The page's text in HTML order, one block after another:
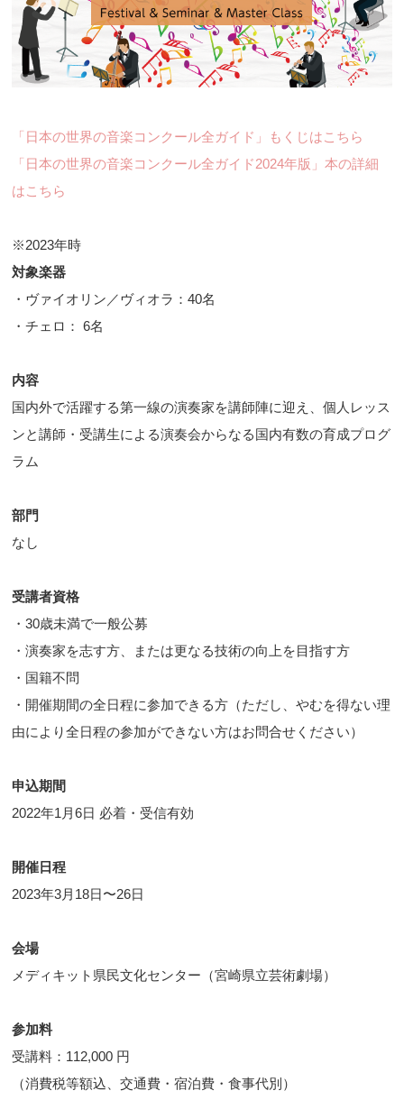
「日本の世界の音楽コンクール全ガイド」もくじはこちら
「日本の世界の音楽コンクール全ガイド2024年版」本の詳細
はこちら
※2023年時
対象楽器
・ヴァイオリン／ヴィオラ：40名
・チェロ： 6名
内容
国内外で活躍する第一線の演奏家を講師陣に迎え、個人レッス
ンと講師・受講生による演奏会からなる国内有数の育成プログ
ラム
部門
なし
受講者資格
・30歳未満で一般公募
・演奏家を志す方、または更なる技術の向上を目指す方
・国籍不問
・開催期間の全日程に参加できる方（ただし、やむを得ない理
由により全日程の参加ができない方はお問合せください）
申込期間
2022年1月6日 必着・受信有効
開催日程
2023年3月18日〜26日
会場
メディキット県民文化センター（宮崎県立芸術劇場）
参加料
受講料：112,000 円
（消費税等額込、交通費・宿泊費・食事代別）